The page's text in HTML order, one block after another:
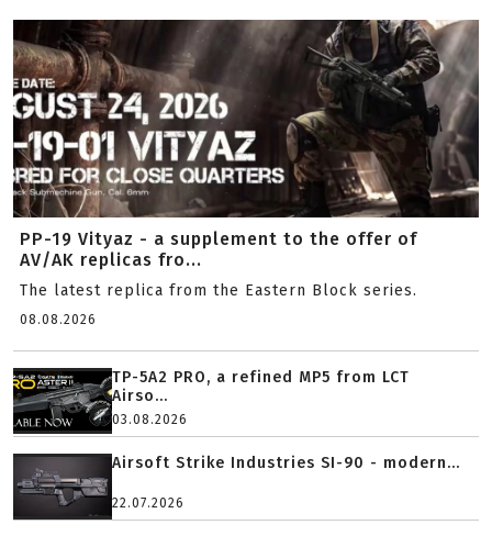
PP-19 Vityaz - a supplement to the offer of
AV/AK replicas fro...
The latest replica from the Eastern Block series.
08.08.2026
TP-5A2 PRO, a refined MP5 from LCT
Airso...
03.08.2026
Airsoft Strike Industries SI-90 - modern...
22.07.2026